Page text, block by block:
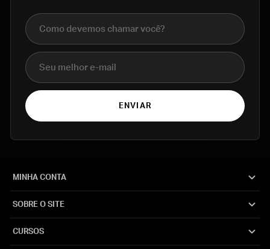
Nome completo
E-mail
ENVIAR
MINHA CONTA
SOBRE O SITE
CURSOS